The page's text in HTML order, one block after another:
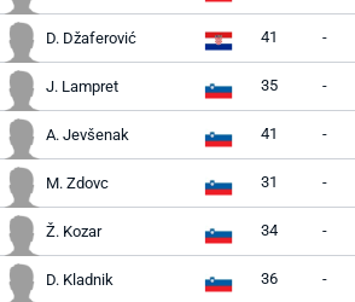
D. Džaferović 41 -
J. Lampret 35 -
A. Jevšenak 41 -
M. Zdovc 31 -
Ž. Kozar 34 -
D. Kladnik 36 -